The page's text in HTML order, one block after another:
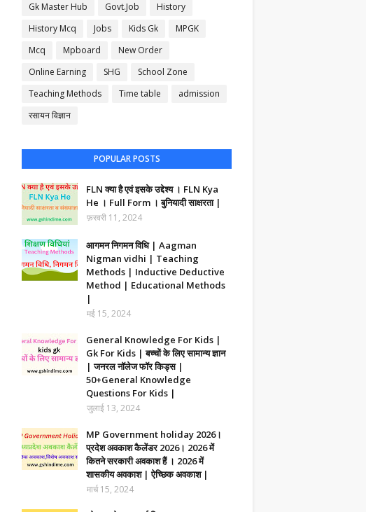
Gk Master Hub
Govt.Job
History
History Mcq
Jobs Kids Gk
MPGK
Mcq
Mpboard
New Order
Online Earning
SHG
School Zone
Teaching Methods
Time table
admission
रसायन विज्ञान
POPULAR POSTS
FLN क्या है एवं इसके उद्देश्य । FLN Kya
He । Full Form । बुनियादी साक्षरता |
फ़रवरी 11, 2024
आगमन निगमन विधि | Aagman
Nigman vidhi | Teaching
Methods | Inductive Deductive
Method | Educational Methods
|
मई 15, 2024
General Knowledge For Kids |
Gk For Kids | बच्चों के लिए सामान्य ज्ञान
| जनरल नॉलेज फॉर किड्स |
50+General Knowledge
Questions For Kids |
जुलाई 13, 2024
MP Government holiday 2026।
प्रदेश अवकाश कैलेंडर 2026। 2026 में
कितने सरकारी अवकाश हैं । 2026 में
शासकीय अवकाश | ऐच्छिक अवकाश |
मार्च 15, 2024